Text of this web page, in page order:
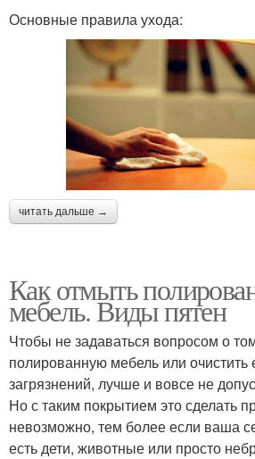
Основные правила ухода:
читать дальше →
Как отмыть
мебель. Виды пятен
Чтобы не задаваться вопросом о
полированную мебель или
загрязнений, лучше и вовсе не
Но с таким покрытием это сделать
невозможно, тем более если ваша
есть дети, животные или просто